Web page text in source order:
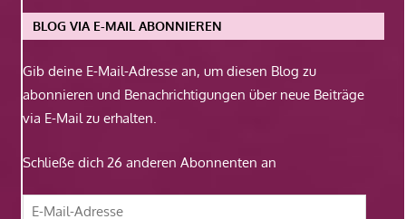
BLOG VIA E-MAIL ABONNIEREN
Gib deine E-Mail-Adresse an, um diesen Blog zu
abonnieren und Benachrichtigungen über neue Beiträge
via E-Mail zu erhalten.
Schließe dich 26 anderen Abonnenten an
E-